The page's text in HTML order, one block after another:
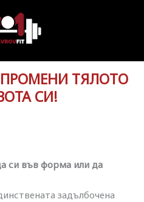
ТЯЛОТО
СИ!
си във форма или да
задълбочена